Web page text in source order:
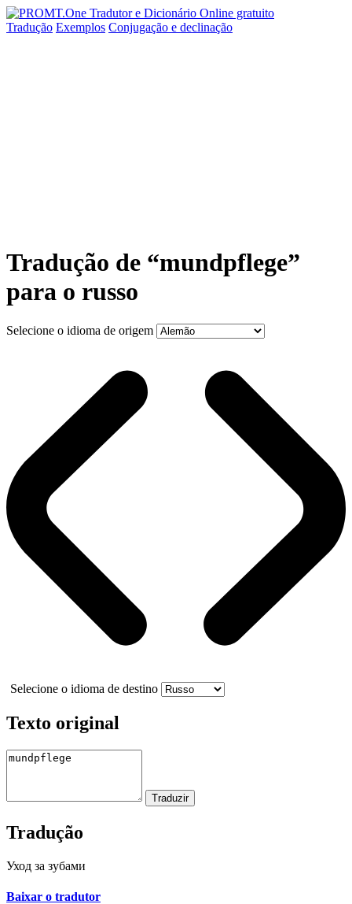
Tradução Exemplos Conjugação e declinação
Tradução de “mundpflege”
para o russo
Selecione o idioma de origem
Selecione o idioma de destino
Texto original
Tradução
Уход за зубами
Baixar o tradutor